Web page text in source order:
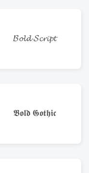
𝓑𝓸𝓵𝓭 𝓢𝓬𝓻𝓲𝓹𝓽
𝕭𝖔𝖑𝖉 𝕲𝖔𝖙𝖍𝖎𝖈